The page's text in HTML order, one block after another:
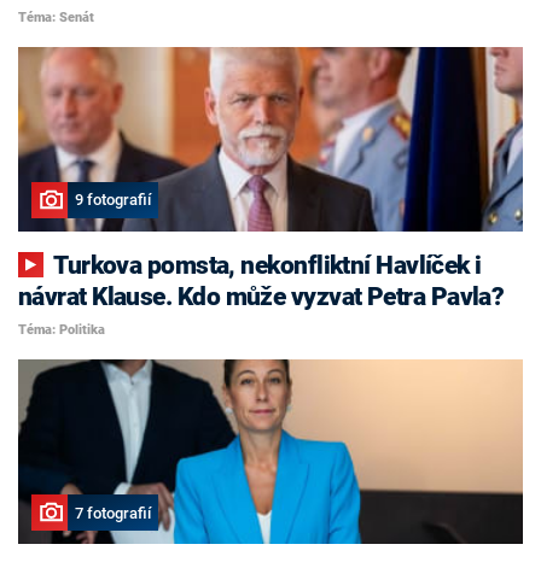
Téma: Senát
9 fotografií
Turkova pomsta, nekonfliktní Havlíček i
návrat Klause. Kdo může vyzvat Petra Pavla?
Téma: Politika
7 fotografií